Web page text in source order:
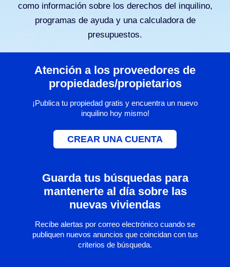
como información sobre los derechos del inquilino,
programas de ayuda y una calculadora de
presupuestos.
Atención a los proveedores de
propiedades/propietarios
¡Publica tu propiedad gratis y encuentra un nuevo
inquilino hoy mismo!
CREAR UNA CUENTA
Guarda tus búsquedas para
mantenerte al día sobre las
nuevas viviendas
Recibe alertas por correo electrónico cuando se
publiquen nuevos anuncios que coincidan con tus
criterios de búsqueda.